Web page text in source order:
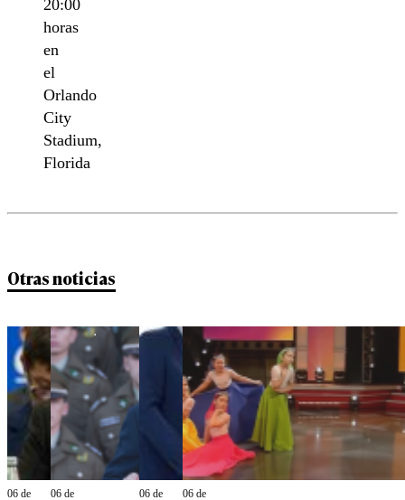
20:00
horas
en
el
Orlando
City
Stadium,
Florida
Otras noticias
06 de
06 de
06 de
06 de